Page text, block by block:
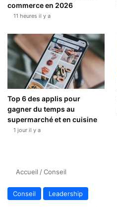
commerce en 2026
11 heures il y a
Top 6 des applis pour
gagner du temps au
supermarché et en cuisine
1 jour il y a